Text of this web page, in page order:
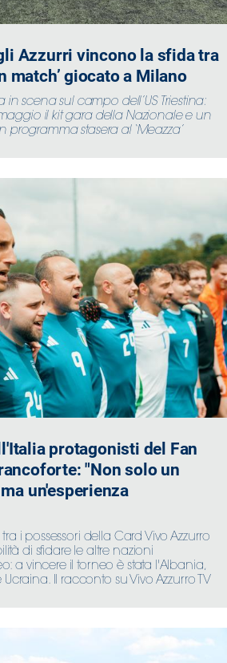
Azzurri vincono la sfida tra
match’ giocato a Milano
in scena sul campo dell’US Triestina:
il kit gara della Nazionale e un
programma stasera al ‘Meazza’
protagonisti del Fan
"Non solo un
un'esperienza
i possessori della Card Vivo Azzurro
di sfidare le altre nazioni
a vincere il torneo è stata l'Albania,
Il racconto su Vivo Azzurro TV